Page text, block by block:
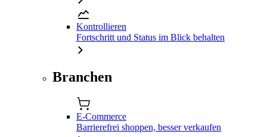
Kontrollieren
Fortschritt und Status im Blick behalten
Branchen
E-Commerce
Barrierefrei shoppen, besser verkaufen